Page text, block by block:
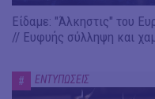
Είδαμε: "Άλκηστις" του
// Ευφυής σύλληψη και
# ΕΝΤΥΠΩΣΕΙΣ